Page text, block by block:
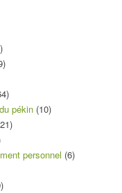
pékin (10)
personnel (6)